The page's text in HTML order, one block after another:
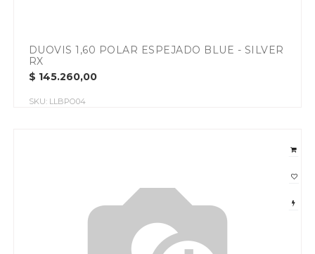
DUOVIS 1,60 POLAR ESPEJADO BLUE - SILVER
RX
$ 145.260,00
SKU: LLBPO04